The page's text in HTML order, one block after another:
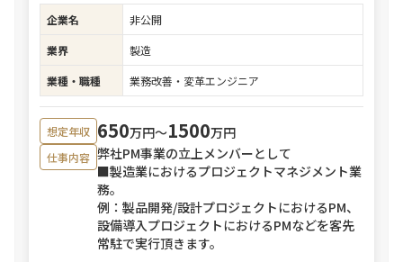
企業名
非公開
業界
製造
業種・職種
業務改善・変革エンジニア
想定年収 650万円〜1500万円
仕事内容 弊社PM事業の立上メンバーとして
■製造業におけるプロジェクトマネジメント業
務。
例：製品開発/設計プロジェクトにおけるPM、
設備導入プロジェクトにおけるPMなどを客先
常駐で実行頂きます。